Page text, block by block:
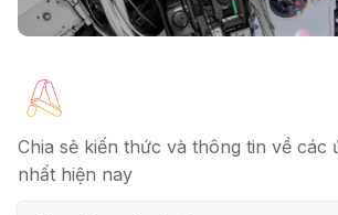
Chia sẻ kiến thức và thông tin về các
nhất hiện nay